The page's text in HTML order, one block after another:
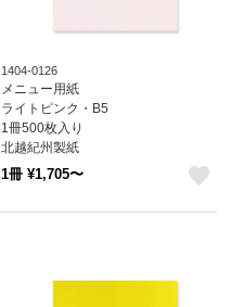
1404-0126
メニュー用紙
ライトピンク・B5
1冊500枚入り
北越紀州製紙
Newファインカラー
1冊 ¥1,705〜